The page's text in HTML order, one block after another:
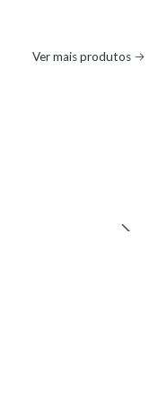
Ver mais produtos